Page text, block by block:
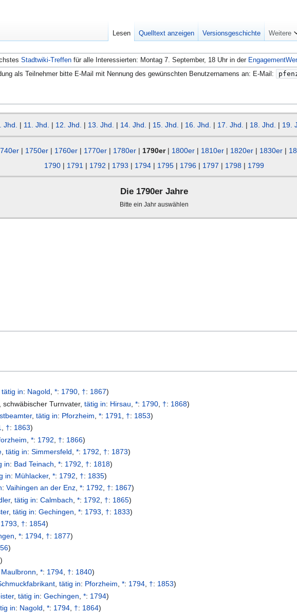
Stadtwiki-Treffen für alle Interessierten: Montag 7. September, 18 Uhr in der
als Teilnehmer bitte E-Mail mit Nennung des gewünschten Benutzernamens an: E-Mail:
Jhd. | 11. Jhd. | 12. Jhd. | 13. Jhd. | 14. Jhd. | 15. Jhd. | 16. Jhd. | 17. Jhd. | 18. Jhd. | 19.
| 1750er | 1760er | 1770er | 1780er | 1790er| 1800er | 1810er | 1820er | 1830er |
1790| 1791 | 1792 | 1793 | 1794| 1795| 1796| 1797 | 1798| 1799
Die 1790er Jahre
Bitte ein Jahr auswählen
,tätig in: Nagold ,*: 1790 †: 1867)
,schwäbischer Turnvater,tätig in: Hirsau ,*: 1790 †: 1868)
,tätig in: Pforzheim ,*: 1791 †: 1853)
, †: 1863)
,*: 1792 †: 1866)
,tätig in:Simmersfeld ,*: 1792 †: 1873)
in: Bad Teinach ,*: 1792 †: 1818)
in: Mühlacker,*: 1792 †: 1835)
:Vaihingen an der Enz,*: 1792, †: 1867)
,tätig in:Calmbach ,*: 1792 †: 1865)
,tätig in:Gechingen ,*: 1793 †: 1833)
1793, †: 1854)
,*: 1794 †: 1877)
)
)
Maulbronn ,*: 1794 †: 1840)
,tätig in: Pforzheim,*: 1794, †: 1853)
,tätig in:Gechingen ,*: 1794)
in: Nagold,*: 1794, †: 1864)
Lesen Quelltext anzeigen Versionsgeschichte Weitere